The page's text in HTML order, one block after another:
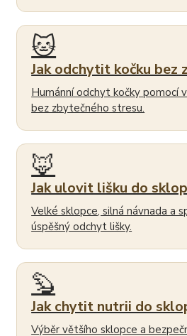
🐱
Jak odchytit kočku bez
Humánní odchyt kočky pomocí
bez zbytečného stresu.
🦊
Jak ulovit lišku do
Velké sklopce, silná návnada a
úspěšný odchyt lišky.
🦫
Jak chytit nutrii do
Výběr většího sklopce a